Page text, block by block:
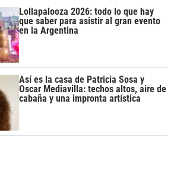
Lollapalooza 2026: todo lo que hay
que saber para asistir al gran evento
en la Argentina
Así es la casa de Patricia Sosa y
Oscar Mediavilla: techos altos, aire de
cabaña y una impronta artística